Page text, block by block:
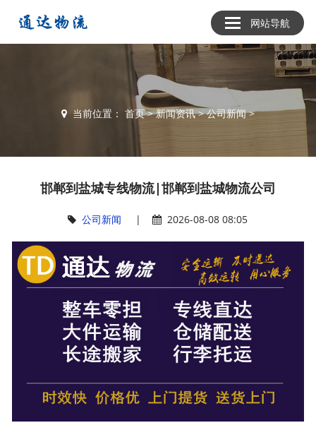
网站导航
当前位置： 首页>新闻资讯>公司新闻>
邯郸到盐城专线物流|邯郸到盐城物流公司
公司新闻 | 2026-08-08 08:05